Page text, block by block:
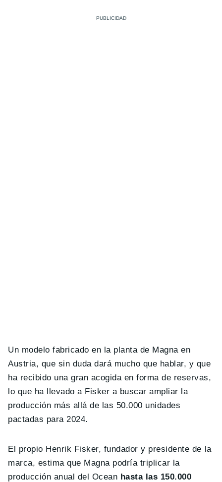
Un modelo fabricado en la planta de Magna en
Austria, que sin duda dará mucho que hablar, y que
ha recibido una gran acogida en forma de reservas,
lo que ha llevado a Fisker a buscar ampliar la
producción más allá de las 50.000 unidades
pactadas para 2024.
El propio Henrik Fisker, fundador y presidente de la
marca, estima que Magna podría triplicar la
producción anual del Ocean hasta las 150.000